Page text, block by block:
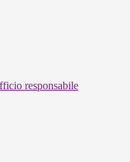
responsabile